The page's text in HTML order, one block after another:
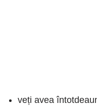
veți avea